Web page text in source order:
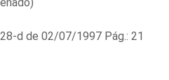
d de 02/07/1997 Pág.: 21